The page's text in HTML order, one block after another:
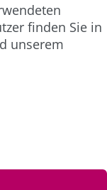
finden Sie in
unserem